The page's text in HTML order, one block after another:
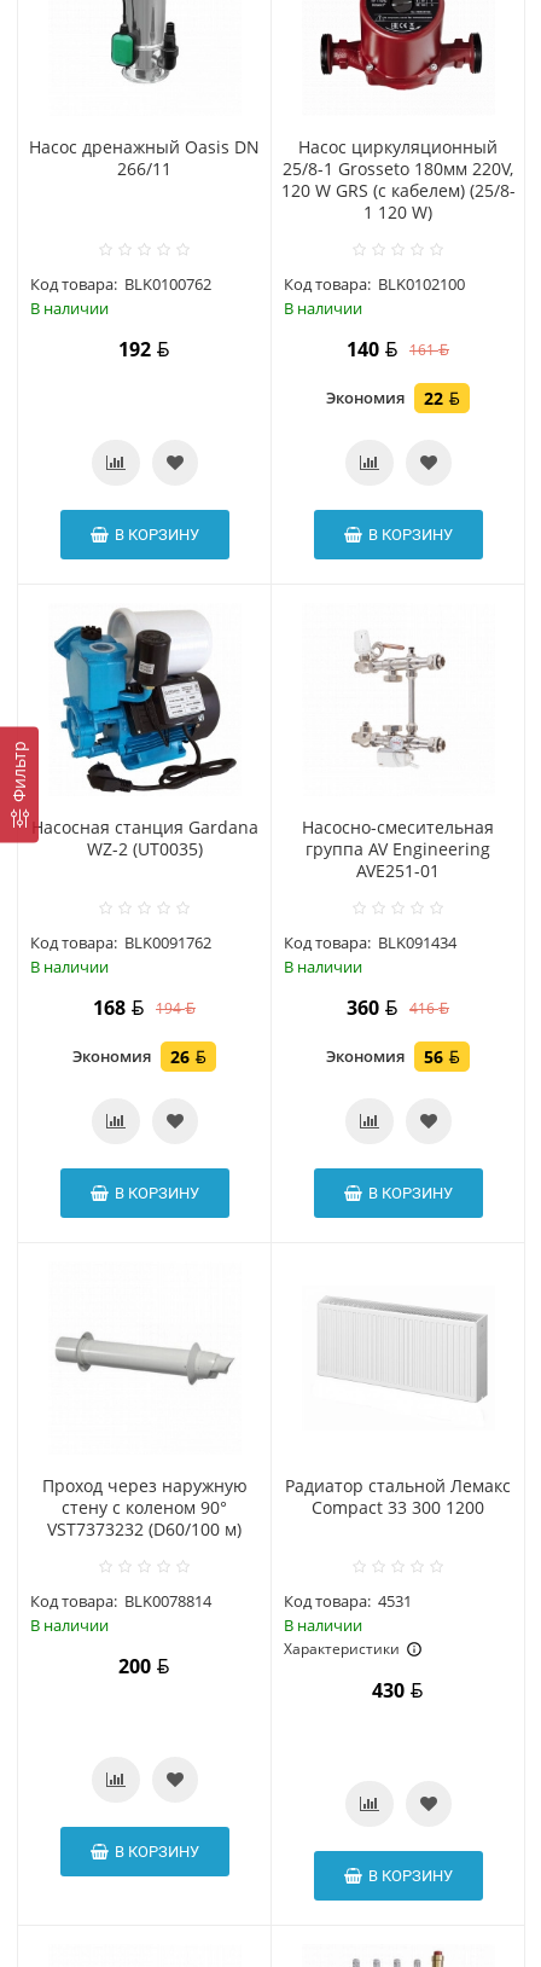
Фильтр
Насос дренажный Oasis DN
266/11
Код товара: BLK0100762
В наличии
192
В КОРЗИНУ
Насос циркуляционный
25/8-1 Grosseto 180мм 220V,
120 W GRS (с кабелем) (25/8-
1 120 W)
Код товара: BLK0102100
В наличии
140 161
Экономия 22
В КОРЗИНУ
Насосная станция Gardana
WZ-2 (UT0035)
Код товара: BLK0091762
В наличии
168 194
Экономия 26
В КОРЗИНУ
Насосно-смесительная
группа AV Engineering
AVE251-01
Код товара: BLK091434
В наличии
360 416
Экономия 56
В КОРЗИНУ
Проход через наружную
стену с коленом 90°
VST7373232 (D60/100 м)
Код товара: BLK0078814
В наличии
200
В КОРЗИНУ
Радиатор стальной Лемакс
Compact 33 300 1200
Код товара: 4531
В наличии
Характеристики
430
В КОРЗИНУ